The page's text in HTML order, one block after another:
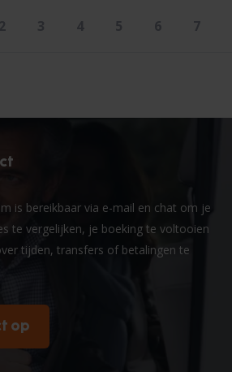
2 3 4 5 6 7
is bereikbaar via e-mail en chat om je
te vergelijken, je boeking te voltooien
tijden, transfers of betalingen te
op